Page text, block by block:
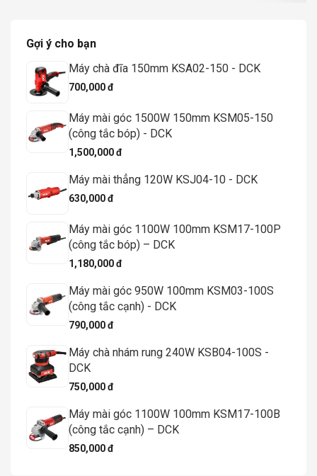
Gợi ý cho bạn
Máy chà đĩa 150mm KSA02-150 - DCK
700,000 đ
Máy mài góc 1500W 150mm KSM05-150
(công tắc bóp) - DCK
1,500,000 đ
Máy mài thẳng 120W KSJ04-10 - DCK
630,000 đ
Máy mài góc 1100W 100mm KSM17-100P
(công tắc bóp) – DCK
1,180,000 đ
Máy mài góc 950W 100mm KSM03-100S
(công tắc cạnh) - DCK
790,000 đ
Máy chà nhám rung 240W KSB04-100S -
DCK
750,000 đ
Máy mài góc 1100W 100mm KSM17-100B
(công tắc cạnh) – DCK
850,000 đ